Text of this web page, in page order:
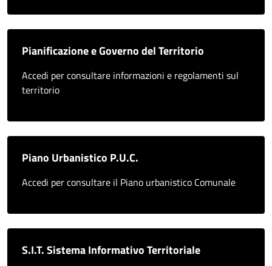
Pianificazione e Governo del Territorio
Accedi per consultare informazioni e regolamenti sul
territorio
Piano Urbanistico P.U.C.
Accedi per consultare il Piano urbanistico Comunale
S.I.T. Sistema Informativo Territoriale